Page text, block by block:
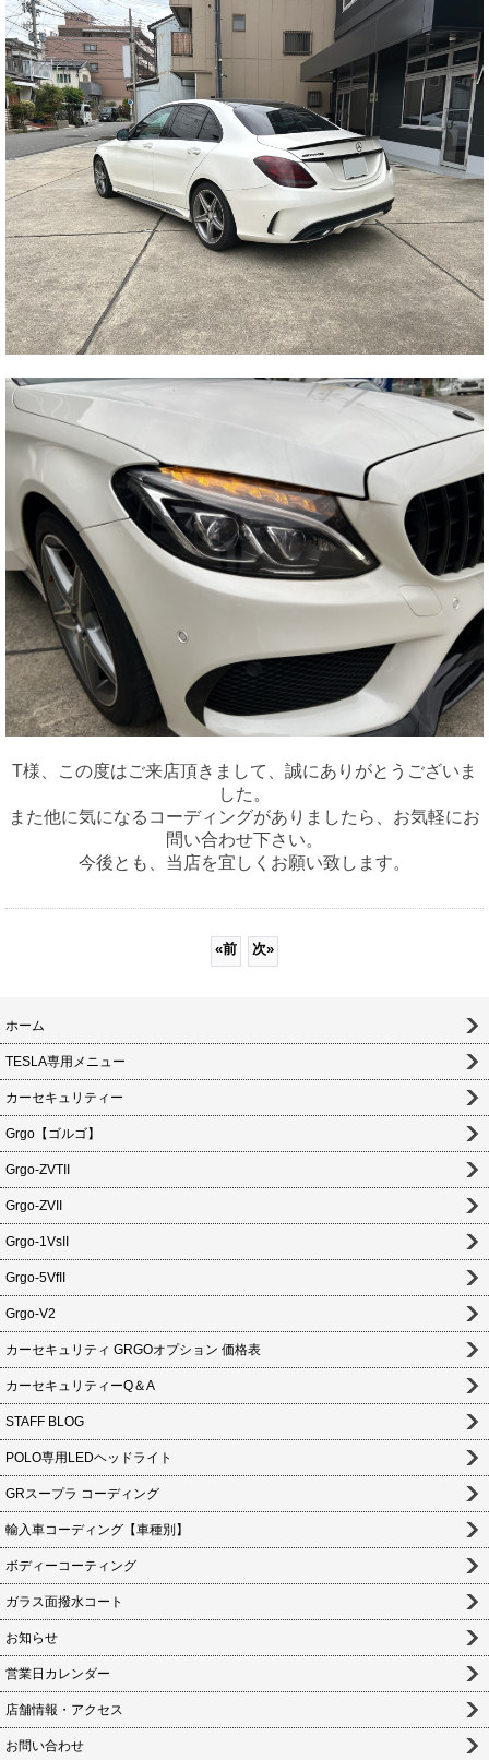
T様、この度はご来店頂きまして、誠にありがとうございま
した。
また他に気になるコーディングがありましたら、お気軽にお
問い合わせ下さい。
今後とも、当店を宜しくお願い致します。
«前 次»
ホーム
TESLA専用メニュー
カーセキュリティー
Grgo【ゴルゴ】
Grgo-ZVTII
Grgo-ZVII
Grgo-1VsII
Grgo-5VfII
Grgo-V2
カーセキュリティ GRGOオプション 価格表
カーセキュリティーQ＆A
STAFF BLOG
POLO専用LEDヘッドライト
GRスープラ コーディング
輸入車コーディング【車種別】
ボディーコーティング
ガラス面撥水コート
お知らせ
営業日カレンダー
店舗情報・アクセス
お問い合わせ